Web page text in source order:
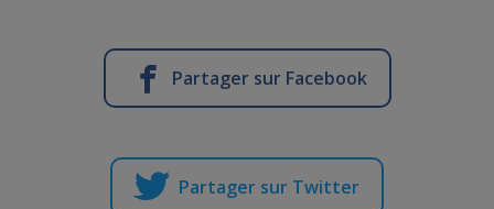
Partager sur Facebook
Partager sur Twitter